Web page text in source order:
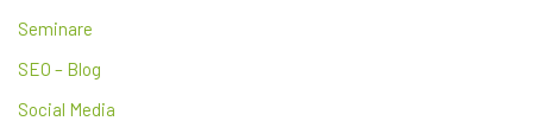
Seminare
SEO – Blog
Social Media